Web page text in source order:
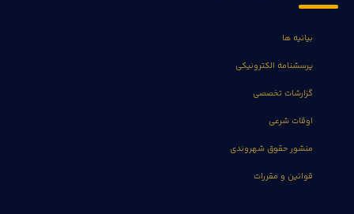
بیانیه ها
پرسشنامه الکترونیکی
گزارشات تخصصی
اوقات شرعی
منشور حقوق شهروندی
قوانین و مقررات